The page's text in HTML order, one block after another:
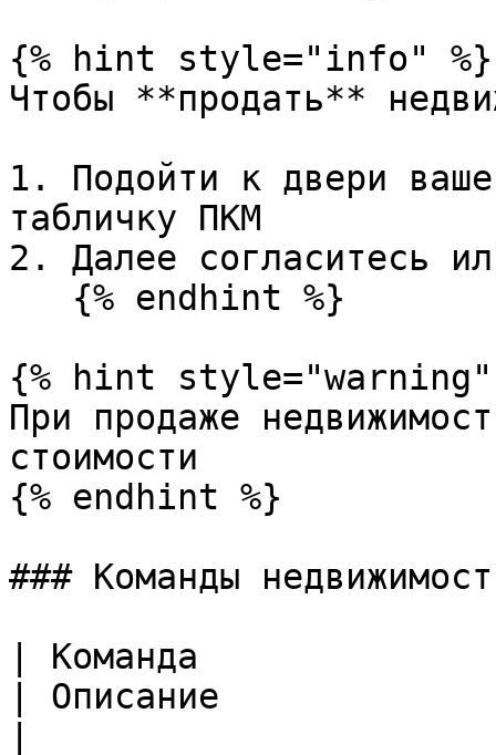
{% hint style="info" %}
Чтобы **продать**
1. Подойти к двери
табличку ПКМ
2. Далее согласитесь
{% hint style="warning"
При продаже
стоимости
{% endhint %}
### Команды
| Команда
| Описание